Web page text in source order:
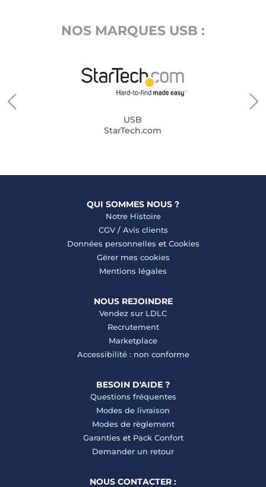
NOS MARQUES USB :
USB
StarTech.com
QUI SOMMES NOUS ?
Notre Histoire
CGV/ Avis clients
Données personnelles et Cookies
Gérer mes cookies
Mentions légales
NOUS REJOINDRE
Vendez sur LDLC
Recrutement
Marketplace
Accessibilité : non conforme
BESOIN D'AIDE ?
Questions fréquentes
Modes de livraison
Modes de règlement
Garanties et Pack Confort
Demander un retour
NOUS CONTACTER :